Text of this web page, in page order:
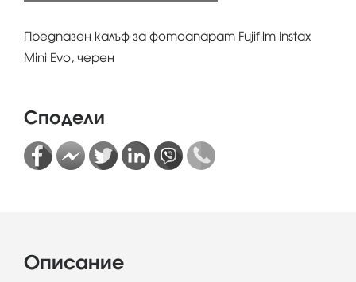
Предпaзен калъф за фотоапарат Fujifilm Instax
Mini Evo, черен
Сподели
Описание